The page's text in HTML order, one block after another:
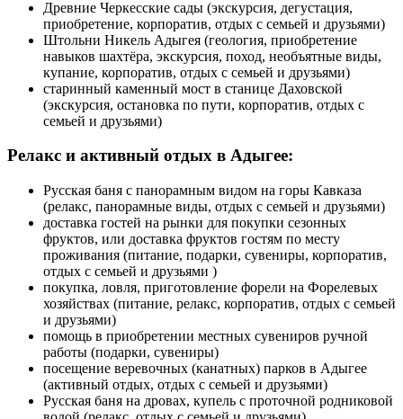
Древние Черкесские сады (экскурсия, дегустация,
приобретение, корпоратив, отдых с семьей и друзьями)
Штольни Никель Адыгея (геология, приобретение
навыков шахтёра, экскурсия, поход, необъятные виды,
купание, корпоратив, отдых с семьей и друзьями)
старинный каменный мост в станице Даховской
(экскурсия, остановка по пути, корпоратив, отдых с
семьей и друзьями)
Релакс и активный отдых в Адыгее:
Русская баня с панорамным видом на горы Кавказа
(релакс, панорамные виды, отдых с семьей и друзьями)
доставка гостей на рынки для покупки сезонных
фруктов, или доставка фруктов гостям по месту
проживания (питание, подарки, сувениры, корпоратив,
отдых с семьей и друзьями )
покупка, ловля, приготовление форели на Форелевых
хозяйствах (питание, релакс, корпоратив, отдых с семьей
и друзьями)
помощь в приобретении местных сувениров ручной
работы (подарки, сувениры)
посещение веревочных (канатных) парков в Адыгее
(активный отдых, отдых с семьей и друзьями)
Русская баня на дровах, купель с проточной родниковой